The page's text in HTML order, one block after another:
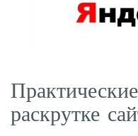
раскрутке